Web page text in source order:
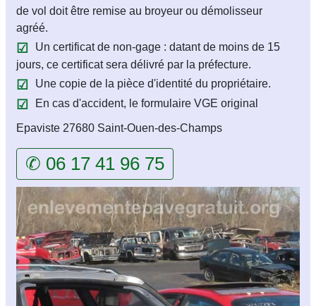
de vol doit être remise au broyeur ou démolisseur
agréé.
Un certificat de non-gage : datant de moins de 15
jours, ce certificat sera délivré par la préfecture.
Une copie de la pièce d'identité du propriétaire.
En cas d'accident, le formulaire VGE original
Epaviste 27680 Saint-Ouen-des-Champs
✆ 06 17 41 96 75